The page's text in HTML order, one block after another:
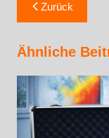
Zurück
Ähnliche